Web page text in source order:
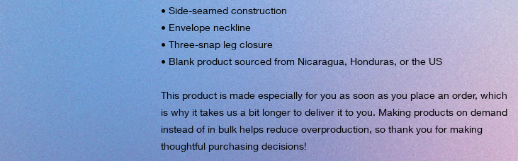
• Side-seamed construction
• Envelope neckline
• Three-snap leg closure
• Blank product sourced from Nicaragua, Honduras, or the US
This product is made especially for you as soon as you place an order, which
is why it takes us a bit longer to deliver it to you. Making products on demand
instead of in bulk helps reduce overproduction, so thank you for making
thoughtful purchasing decisions!